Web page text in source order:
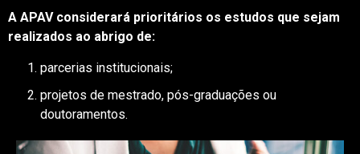
A APAV considerará prioritários os estudos que sejam
realizados ao abrigo de:
parcerias institucionais;
projetos de mestrado, pós-graduações ou
doutoramentos.